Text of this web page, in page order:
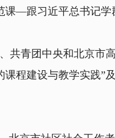
—跟习近平总书记学
青团中央和北京市高
程建设与教学实践”